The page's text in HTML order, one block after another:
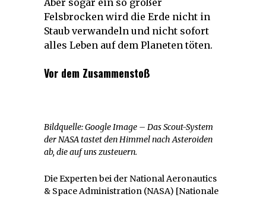
Felsbrocken wird die Erde nicht in
Staub verwandeln und nicht sofort
alles Leben auf dem Planeten töten.
Vor dem Zusammenstoß
Bildquelle: Google Image – Das Scout-System
der NASA tastet den Himmel nach Asteroiden
ab, die auf uns zusteuern.
Die Experten bei der National Aeronautics
& Space Administration (NASA) [Nationale